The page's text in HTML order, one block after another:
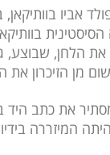
1770 ביקרו מוצארט (אז בן 14)
הלחן, שבוצע,
מן הזיכרון את
את כתב היד
המיזררה